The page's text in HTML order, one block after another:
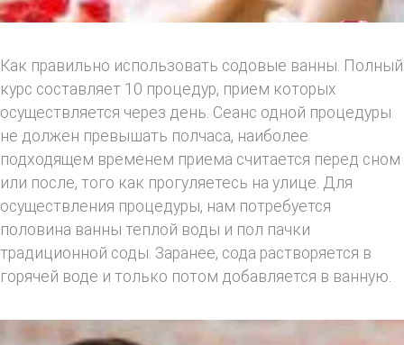
Как правильно использовать содовые ванны. Полный
курс составляет 10 процедур, прием которых
осуществляется через день. Сеанс одной процедуры
не должен превышать полчаса, наиболее
подходящем временем приема считается перед сном
или после, того как прогуляетесь на улице. Для
осуществления процедуры, нам потребуется
половина ванны теплой воды и пол пачки
традиционной соды. Заранее, сода растворяется в
горячей воде и только потом добавляется в ванную.